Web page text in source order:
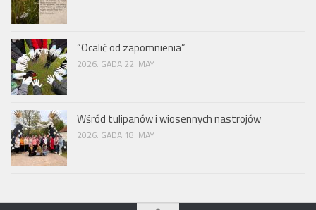
“Ocalić od zapomnienia”
2026. GADA 22. MAY
Wśród tulipanów i wiosennych nastrojów
2026. GADA 18. MAY